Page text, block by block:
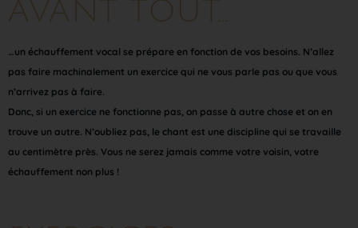
…un échauffement vocal se prépare en fonction de vos besoins. N’allez
pas faire machinalement un exercice qui ne vous parle pas ou que vous
n’arrivez pas à faire.
Donc, si un exercice ne fonctionne pas, on passe à autre chose et on en
trouve un autre. N’oubliez pas, le chant est une discipline qui se travaille
au centimètre près. Vous ne serez jamais comme votre voisin, votre
échauffement non plus !